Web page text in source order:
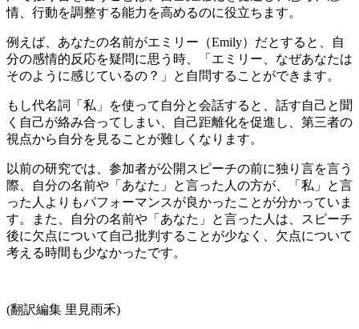
情、行動を調整する能力を高めるのに役立ちます。
例えば、あなたの名前がエミリー（Emily）だとすると、自
分の感情的反応を疑問に思う時、「エミリー、なぜあなたは
そのように感じているの？」と自問することができます。
もし代名詞「私」を使って自分と会話すると、話す自己と聞
く自己が絡み合ってしまい、自己距離化を促進し、第三者の
視点から自分を見ることが難しくなります。
以前の研究では、参加者が公開スピーチの前に独り言を言う
際、自分の名前や「あなた」と言った人の方が、「私」と言
った人よりもパフォーマンスが良かったことが分かっていま
す。また、自分の名前や「あなた」と言った人は、スピーチ
後に欠点について自己批判することが少なく、欠点について
考える時間も少なかったです。
(翻訳編集 里見雨禾)